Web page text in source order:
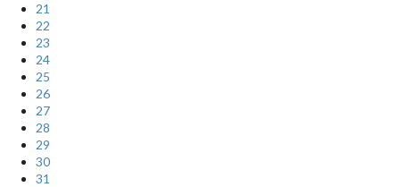
21
22
23
24
25
26
27
28
29
30
31